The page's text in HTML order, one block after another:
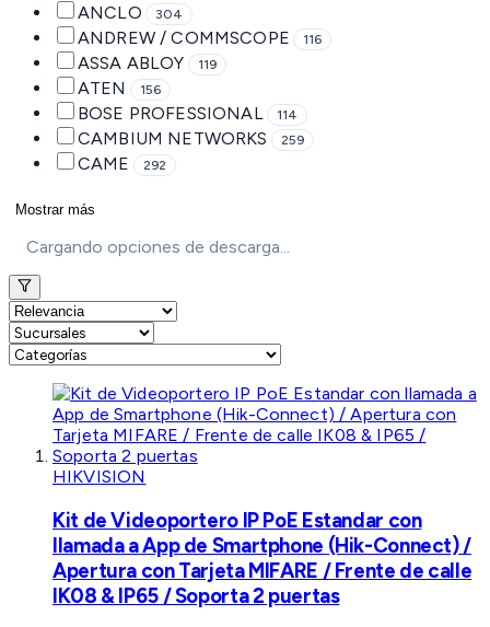
ANCLO 304
ANDREW / COMMSCOPE 116
ASSA ABLOY 119
ATEN 156
BOSE PROFESSIONAL 114
CAMBIUM NETWORKS 259
CAME 292
Mostrar más
Cargando opciones de descarga...
HIKVISION
Kit de Videoportero IP PoE Estandar con
llamada a App de Smartphone (Hik-Connect) /
Apertura con Tarjeta MIFARE / Frente de calle
IK08 & IP65 / Soporta 2 puertas